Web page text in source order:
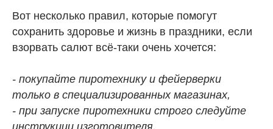
Вот несколько правил, которые помогут
сохранить здоровье и жизнь в праздники, если
взорвать салют всё-таки очень хочется:
- покупайте пиротехнику и фейерверки
только в специализированных магазинах,
- при запуске пиротехники строго следуйте
инструкции изготовителя,